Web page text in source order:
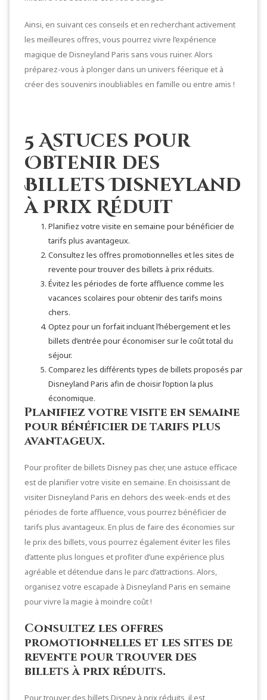
Ainsi, en suivant ces conseils et en recherchant activement
les meilleures offres, vous pourrez vivre l’expérience
magique de Disneyland Paris sans vous ruiner. Alors
préparez-vous à plonger dans un univers féerique et à
créer des souvenirs inoubliables en famille ou entre amis !
5 Astuces pour
Obtenir des
Billets Disneyland
à Prix Réduit
Planifiez votre visite en semaine pour bénéficier de
tarifs plus avantageux.
Consultez les offres promotionnelles et les sites de
revente pour trouver des billets à prix réduits.
Évitez les périodes de forte affluence comme les
vacances scolaires pour obtenir des tarifs moins
chers.
Optez pour un forfait incluant l’hébergement et les
billets d’entrée pour économiser sur le coût total du
séjour.
Comparez les différents types de billets proposés par
Disneyland Paris afin de choisir l’option la plus
économique.
Planifiez votre visite en semaine
pour bénéficier de tarifs plus
avantageux.
Pour profiter de billets Disney pas cher, une astuce efficace
est de planifier votre visite en semaine. En choisissant de
visiter Disneyland Paris en dehors des week-ends et des
périodes de forte affluence, vous pourrez bénéficier de
tarifs plus avantageux. En plus de faire des économies sur
le prix des billets, vous pourrez également éviter les files
d’attente plus longues et profiter d’une expérience plus
agréable et détendue dans le parc d’attractions. Alors,
organisez votre escapade à Disneyland Paris en semaine
pour vivre la magie à moindre coût !
Consultez les offres
promotionnelles et les sites de
revente pour trouver des
billets à prix réduits.
Pour trouver des billets Disney à prix réduits, il est